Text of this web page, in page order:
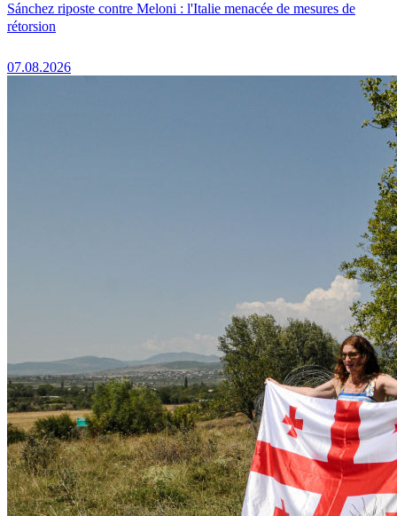
Sánchez riposte contre Meloni : l'Italie menacée de mesures de
rétorsion
07.08.2026